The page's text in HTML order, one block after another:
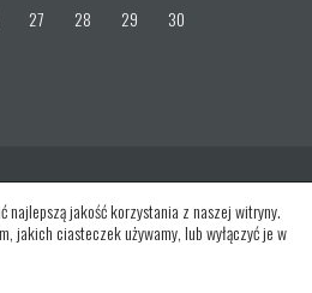
27 28 29
30
najlepszą jakość korzystania z naszej witryny.
jakich ciasteczek używamy, lub wyłączyć je w